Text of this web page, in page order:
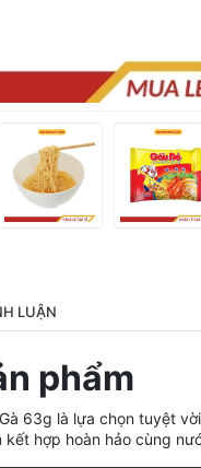
LUẬN
phẩm
63g là lựa chọn tuyệt
hợp hoàn hảo cùng